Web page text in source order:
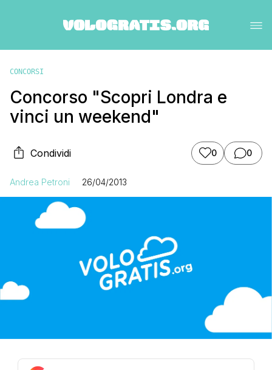
CONCORSI
Concorso "Scopri Londra e
vinci un weekend"
Condividi 0 0
Andrea Petroni 26/04/2013